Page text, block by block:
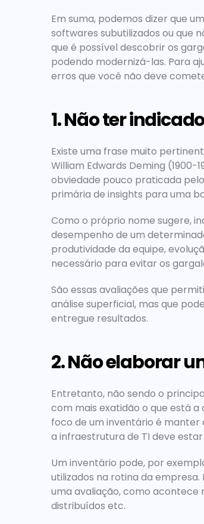
Em suma, podemos dizer que
softwares subutilizados ou que
que é possível descobrir os
podendo modernizá-las. Para
erros que você não deve
1. Não ter
Existe uma frase muito
William Edwards Deming (1900-
obviedade pouco praticada
primária de insights para uma
Como o próprio nome sugere,
desempenho de um
produtividade da equipe,
necessário para evitar os
São essas avaliações que
análise superficial, mas que
entregue resultados.
2. Não elaborar
Entretanto, não sendo o
com mais exatidão o que está
foco de um inventário é manter
a infraestrutura de TI deve
Um inventário pode, por
utilizados na rotina da
uma avaliação, como acontece
distribuídos etc.